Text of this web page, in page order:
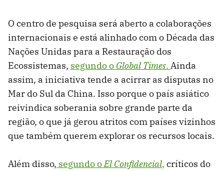
O centro de pesquisa será aberto a colaborações
internacionais e está alinhado com o Década das
Nações Unidas para a Restauração dos
Ecossistemas, segundo o Global Times. Ainda
assim, a iniciativa tende a acirrar as disputas no
Mar do Sul da China. Isso porque o país asiático
reivindica soberania sobre grande parte da
região, o que já gerou atritos com países vizinhos
que também querem explorar os recursos locais.
Além disso, segundo oEl Confidencial, críticos do